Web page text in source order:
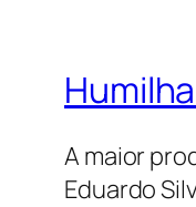
A maior
Eduardo